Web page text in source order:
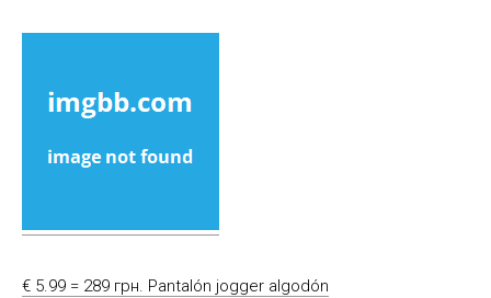
€ 5.99 = 289 грн. Pantalón jogger algodón